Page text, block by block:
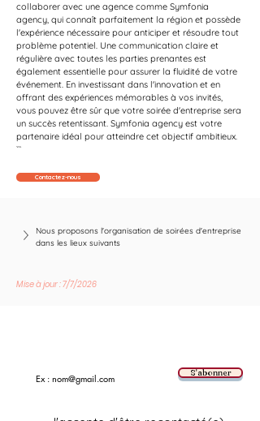
collaborer avec une agence comme Symfonia
agency, qui connaît parfaitement la région et possède
l'expérience nécessaire pour anticiper et résoudre tout
problème potentiel. Une communication claire et
régulière avec toutes les parties prenantes est
également essentielle pour assurer la fluidité de votre
événement. En investissant dans l'innovation et en
offrant des expériences mémorables à vos invités,
vous pouvez être sûr que votre soirée d'entreprise sera
un succès retentissant. Symfonia agency est votre
partenaire idéal pour atteindre cet objectif ambitieux.
```
Contactez-nous
Nous proposons l'organisation de soirées d'entreprise
dans les lieux suivants
Mise à jour : 7/7/2026
S'abonner